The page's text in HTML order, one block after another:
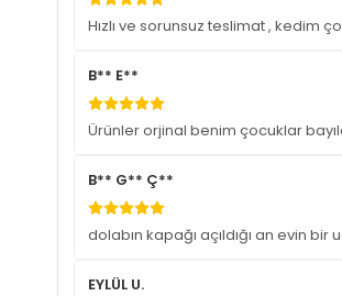
Hızlı ve sorunsuz teslimat , kedim
B** E**
Ürünler orjinal benim çocuklar
B** G** Ç**
dolabın kapağı açıldığı an evin
EYLÜL U.